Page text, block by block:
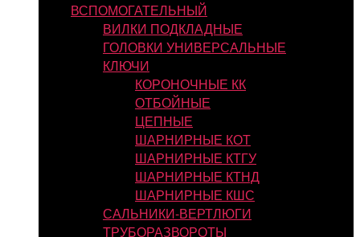
ВСПОМОГАТЕЛЬНЫЙ
ВИЛКИ ПОДКЛАДНЫЕ
ГОЛОВКИ УНИВЕРСАЛЬНЫЕ
КЛЮЧИ
КОРОНОЧНЫЕ КК
ОТБОЙНЫЕ
ЦЕПНЫЕ
ШАРНИРНЫЕ КОТ
ШАРНИРНЫЕ КТГУ
ШАРНИРНЫЕ КТНД
ШАРНИРНЫЕ КШС
САЛЬНИКИ-ВЕРТЛЮГИ
ТРУБОРАЗВОРОТЫ